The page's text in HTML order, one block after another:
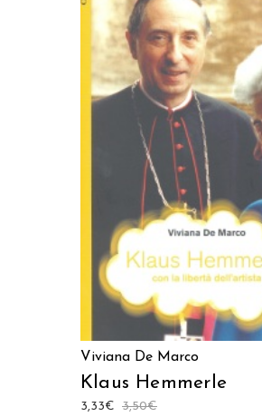
AGGIUNGI AL
Viviana De Marco
Klaus Hemmerle
3,50€
3,33€